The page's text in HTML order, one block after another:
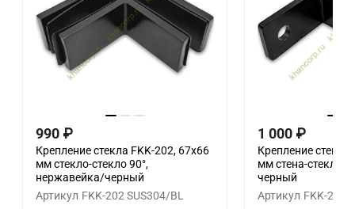
990 ₽
Крепление стекла FKK-202, 67х66
мм стекло-стекло 90°,
нержавейка/черный
Артикул FKK-202 SUS304/BL
1 000 ₽
Крепление стекла
мм стена-стекло
черный
Артикул FKK-203